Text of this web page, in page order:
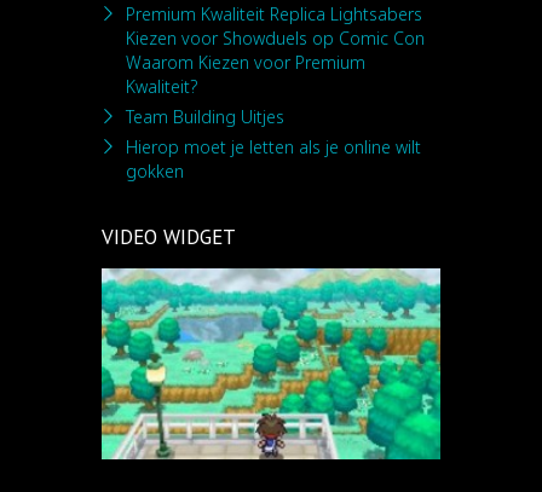
Premium Kwaliteit Replica Lightsabers
Kiezen voor Showduels op Comic Con
Waarom Kiezen voor Premium
Kwaliteit?
Team Building Uitjes
Hierop moet je letten als je online wilt
gokken
VIDEO WIDGET